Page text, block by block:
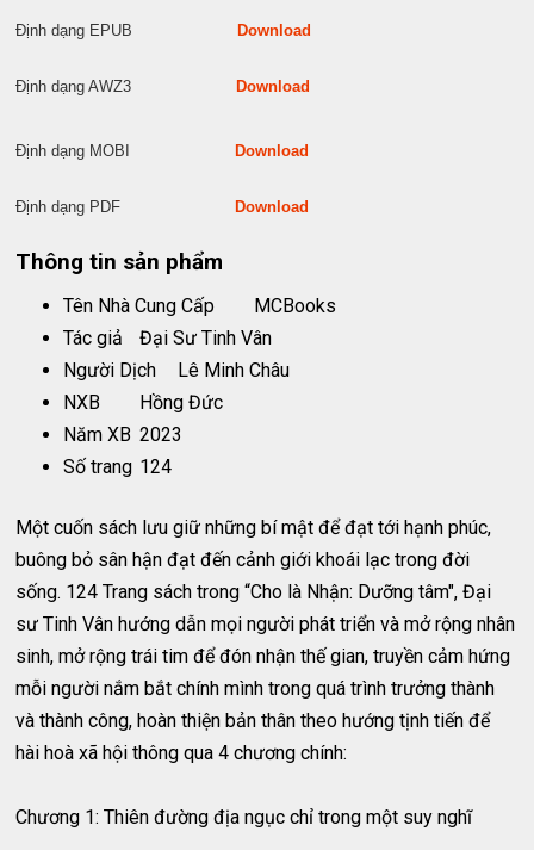
Định dạng EPUB Download
Định dạng AWZ3 Download
Định dạng MOBI Download
Định dạng PDF Download
Thông tin sản phẩm
Tên Nhà Cung Cấp
MCBooks
Tác giả
Đại Sư Tinh Vân
Người Dịch
Lê Minh Châu
NXB
Hồng Đức
Năm XB 2023
Số trang 124
Một cuốn sách lưu giữ những bí mật để đạt tới hạnh phúc,
buông bỏ sân hận đạt đến cảnh giới khoái lạc trong đời
sống. 124 Trang sách trong “Cho là Nhận: Dưỡng tâm", Đại
sư Tinh Vân hướng dẫn mọi người phát triển và mở rộng nhân
sinh, mở rộng trái tim để đón nhận thế gian, truyền cảm hứng
mỗi người nắm bắt chính mình trong quá trình trưởng thành
và thành công, hoàn thiện bản thân theo hướng tịnh tiến để
hài hoà xã hội thông qua 4 chương chính:
Chương 1: Thiên đường địa ngục chỉ trong một suy nghĩ